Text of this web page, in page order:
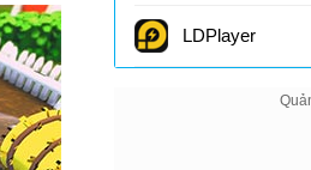
LDPlayer